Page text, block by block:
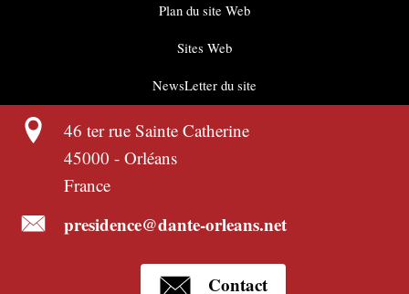
Plan du site Web
Sites Web
NewsLetter du site
46 ter rue Sainte Catherine
45000 - Orléans
France
presidence@dante-orleans.net
Contact